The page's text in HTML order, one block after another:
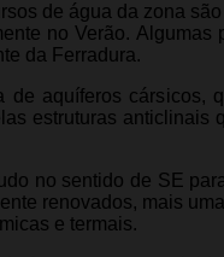
de água da zona
no Verão.
da Ferradura.
aquíferos cársicos,
estruturas
no sentido de SE
renovados, mais
e termais.